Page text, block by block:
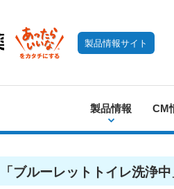
製品情報サイト
製品情報 CM
「ブルーレットトイレ洗浄